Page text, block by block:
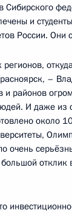
Сибирского
и
России. Они
–
районов
И даже из
около
очень